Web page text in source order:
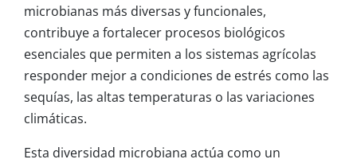
microbianas más diversas y funcionales,
contribuye a fortalecer procesos biológicos
esenciales que permiten a los sistemas agrícolas
responder mejor a condiciones de estrés como las
sequías, las altas temperaturas o las variaciones
climáticas.
Esta diversidad microbiana actúa como un